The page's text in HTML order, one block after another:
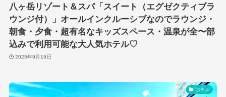
八ヶ岳リゾート＆スパ「スイート（エグゼクティブラ
ウンジ付）」オールインクルーシブなのでラウンジ・
朝食・夕食・超有名なキッズスペース・温泉が全〜部
込みで利用可能な大人気ホテル♡
2025年9月19日
ホテル